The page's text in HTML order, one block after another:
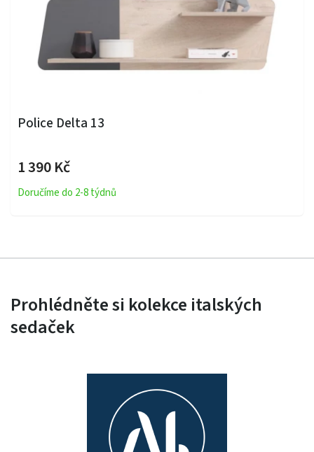
Police Delta 13
1 390 Kč
Doručíme do 2-8 týdnů
Prohlédněte si kolekce italských
sedaček